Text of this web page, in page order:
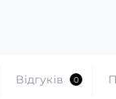
Відгуків 0